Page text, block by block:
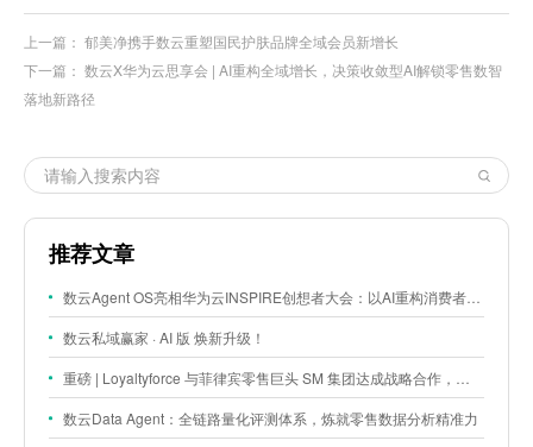
上一篇： 郁美净携手数云重塑国民护肤品牌全域会员新增长
下一篇： 数云X华为云思享会 | AI重构全域增长，决策收敛型AI解锁零售数智
落地新路径
推荐文章
数云Agent OS亮相华为云INSPIRE创想者大会：以AI重构消费者运营与零售营销新范式
数云私域赢家 · AI 版 焕新升级！
重磅 | Loyaltyforce 与菲律宾零售巨头 SM 集团达成战略合作，携手开启 SMAC 会员数智化运营新征程
数云Data Agent：全链路量化评测体系，炼就零售数据分析精准力